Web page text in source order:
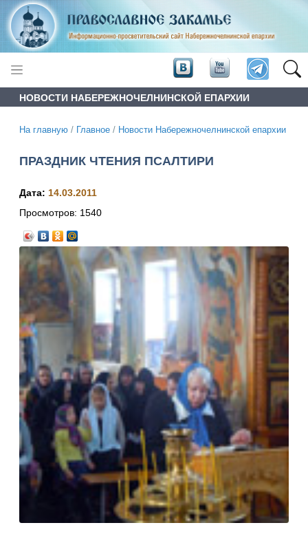
НОВОСТИ НАБЕРЕЖНОЧЕЛНИНСКОЙ ЕПАРХИИ
На главную / Главное / Новости Набережночелнинской епархии
ПРАЗДНИК ЧТЕНИЯ ПСАЛТИРИ
Дата: 14.03.2011
Просмотров: 1540